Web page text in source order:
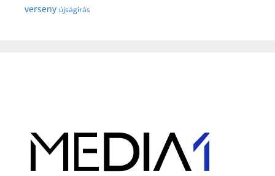
verseny újságírás